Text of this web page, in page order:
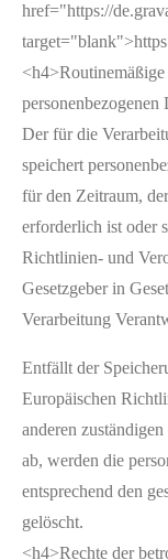
href="https://
personenbezogenen
Der für die
speichert
für den Zeitraum,
erforderlich ist oder
Richtlinien- und
Gesetzgeber in
Verarbeitung
Entfällt der
Europäischen
anderen
ab, werden die
entsprechend den
gelöscht.
<h4>Rechte der